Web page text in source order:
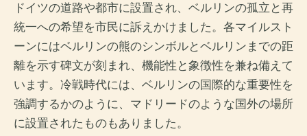
ドイツの道路や都市に設置され、ベルリンの孤立と再
統一への希望を市民に訴えかけました。各マイルスト
ーンにはベルリンの熊のシンボルとベルリンまでの距
離を示す碑文が刻まれ、機能性と象徴性を兼ね備えて
います。冷戦時代には、ベルリンの国際的な重要性を
強調するかのように、マドリードのような国外の場所
に設置されたものもありました。